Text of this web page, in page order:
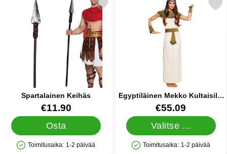
Spartalainen Keihäs
Tuote.nro 15890€11.90
Osta
Saatavuus: Varastossa
Toimitusaika: 1-2 päivää
Merkitse spartalainen Keihäs suosikiksi
Egyptiläinen Mekko Kultaisilla
Yksityiskohdilla
Tuote.nro 15993
€55.09
Valitse ...
Saatavuus: Varastossa
Toimitusaika: 1-2 päivää
Merkitse egyptiläinen Mekko